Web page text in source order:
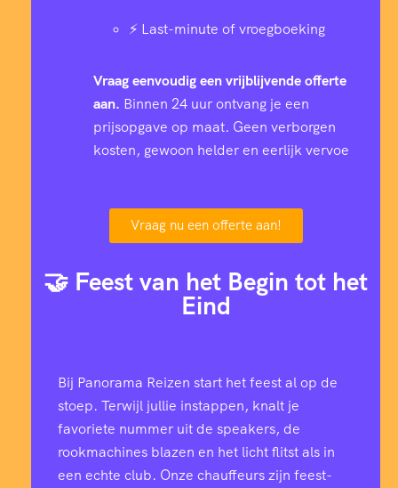
⚡ Last-minute of vroegboeking
Vraag eenvoudig een vrijblijvende offerte
aan. Binnen 24 uur ontvang je een
prijsopgave op maat. Geen verborgen
kosten, gewoon helder en eerlijk vervoe
Vraag nu een offerte aan!
🤝 Feest van het Begin tot het
Eind
Bij Panorama Reizen start het feest al op de
stoep. Terwijl jullie instappen, knalt je
favoriete nummer uit de speakers, de
rookmachines blazen en het licht flitst als in
een echte club. Onze chauffeurs zijn feest-